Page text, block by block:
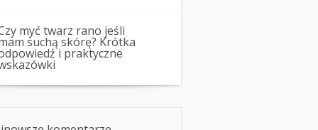
myć twarz rano jeśli
suchą skórę? Krótka
i praktyczne